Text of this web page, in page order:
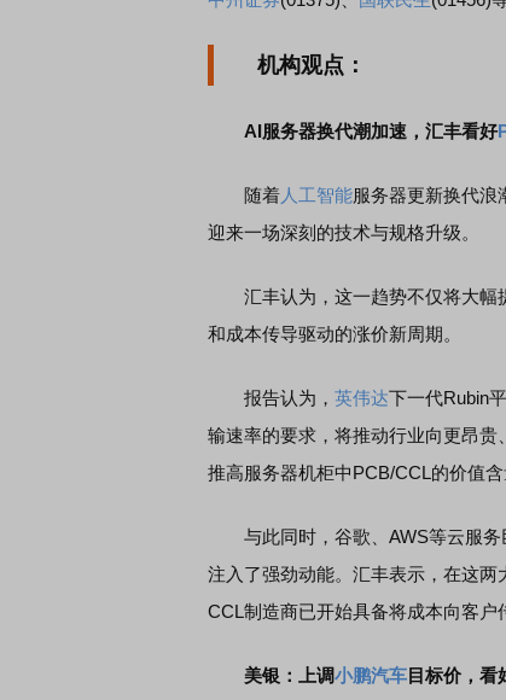
机构观点：
AI服务器换代潮加速，汇丰看好
随着人工智能服务器更新换代浪
迎来一场深刻的技术与规格升级。
汇丰认为，这一趋势不仅将大幅
和成本传导驱动的涨价新周期。
报告认为， 英伟达下一代Rubin
输速率的要求，将推动行业向更昂
推高服务器机柜中PCB/CCL的价值含
与此同时，谷歌、AWS等云服务
注入了强劲动能。汇丰表示，在这两
CCL制造商已开始具备将成本向客
美银：上调小鹏汽车目标价，看